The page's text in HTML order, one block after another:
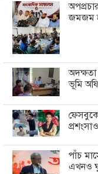
জমজম
অদক্ষতা
ভূমি
পাঁচ
এখনও